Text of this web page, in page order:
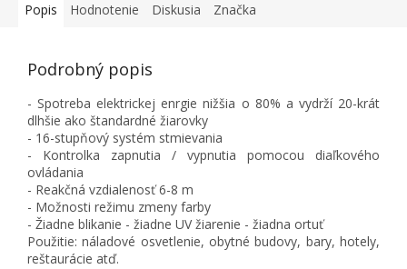
Popis Hodnotenie Diskusia Značka
Podrobný popis
- Spotreba elektrickej enrgie nižšia o 80% a vydrží 20-krát
dlhšie ako štandardné žiarovky
- 16-stupňový systém stmievania
- Kontrolka zapnutia / vypnutia pomocou diaľkového
ovládania
- Reakčná vzdialenosť 6-8 m
- Možnosti režimu zmeny farby
- Žiadne blikanie - žiadne UV žiarenie - žiadna ortuť
Použitie: náladové osvetlenie, obytné budovy, bary, hotely,
reštaurácie atď.